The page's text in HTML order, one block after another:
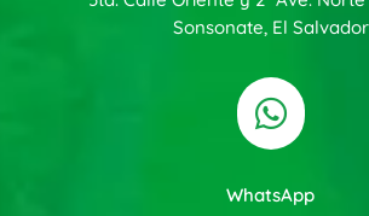
Sonsonate, El Salvador

WhatsApp